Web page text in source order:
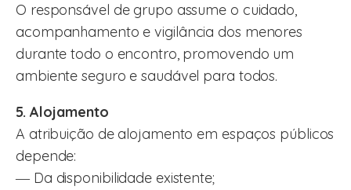
O responsável de grupo assume o cuidado,
acompanhamento e vigilância dos menores
durante todo o encontro, promovendo um
ambiente seguro e saudável para todos.
5. Alojamento
A atribuição de alojamento em espaços públicos
depende:
― Da disponibilidade existente;